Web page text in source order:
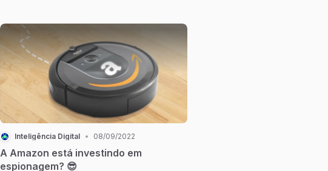
Inteligência Digital • 08/09/2022
A Amazon está investindo em
espionagem? 😎